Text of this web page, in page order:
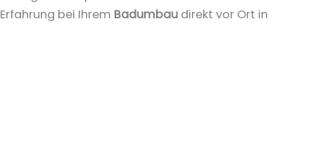
Erfahrung bei Ihrem Badumbau direkt vor Ort in